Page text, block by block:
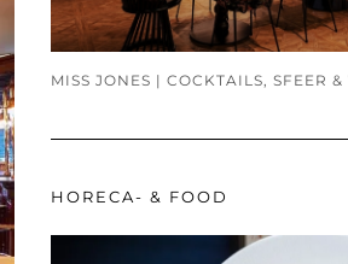
HORECA- & FOOD